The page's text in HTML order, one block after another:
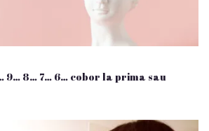
9… 8… 7… 6… cobor la prima sau